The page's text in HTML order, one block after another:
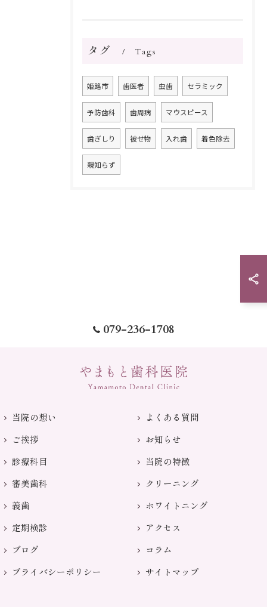
タグ Tags
姫路市 歯医者 虫歯 セラミック
予防歯科 歯周病 マウスピース
歯ぎしり 被せ物 入れ歯 着色除去
親知らず
079-236-1708
当院の想い
よくある質問
ご挨拶
お知らせ
診療科目
当院の特徴
審美歯科
クリーニング
義歯
ホワイトニング
定期検診
アクセス
ブログ
コラム
プライバシーポリシー
サイトマップ